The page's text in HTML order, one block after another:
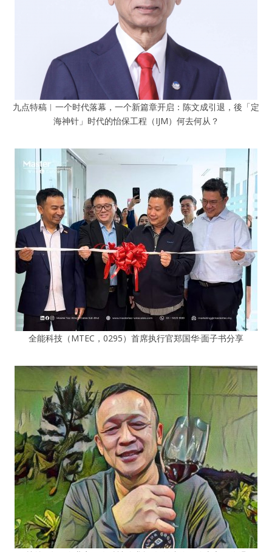
九点特稿︱一个时代落幕，一个新篇章开启：陈文成引退，後「定
海神针」时代的怡保工程（IJM）何去何从？
全能科技（MTEC，0295）首席执行官郑国华·面子书分享